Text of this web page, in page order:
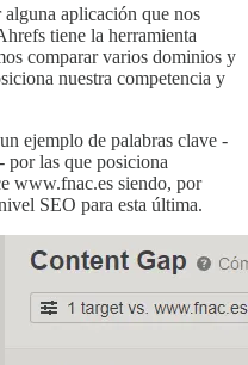
aplicación que nos
tiene la herramienta
comparar varios dominios y
nuestra competencia y
ejemplo de palabras clave -
por las que posiciona
www.fnac.es siendo, por
SEO para esta última.